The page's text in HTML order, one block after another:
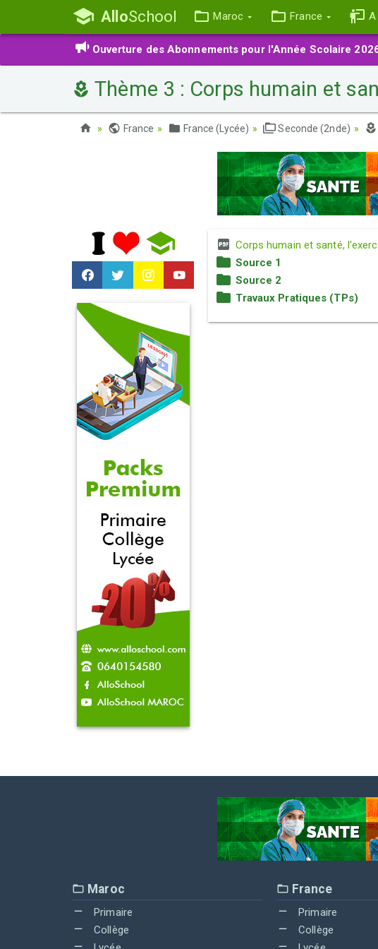
AlloSchool Maroc France
Ouverture des Abonnements pour l'Année Scolaire
Thème 3 : Corps humain et
France France (Lycée) Seconde (2nde)
Corps humain et santé,
Source 1
Source 2
Travaux Pratiques (TPs)
Maroc
Primaire
Collège
France
Primaire
Collège